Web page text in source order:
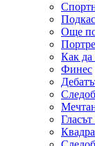
Още
Как да
Финес